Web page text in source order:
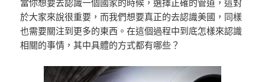
於大家來說很重要，而我們想要真正的去認識美國，同樣
也需要關注到更多的東西。在這個過程中到底怎樣來認識
相關的事情，其中具體的方式都有哪些？